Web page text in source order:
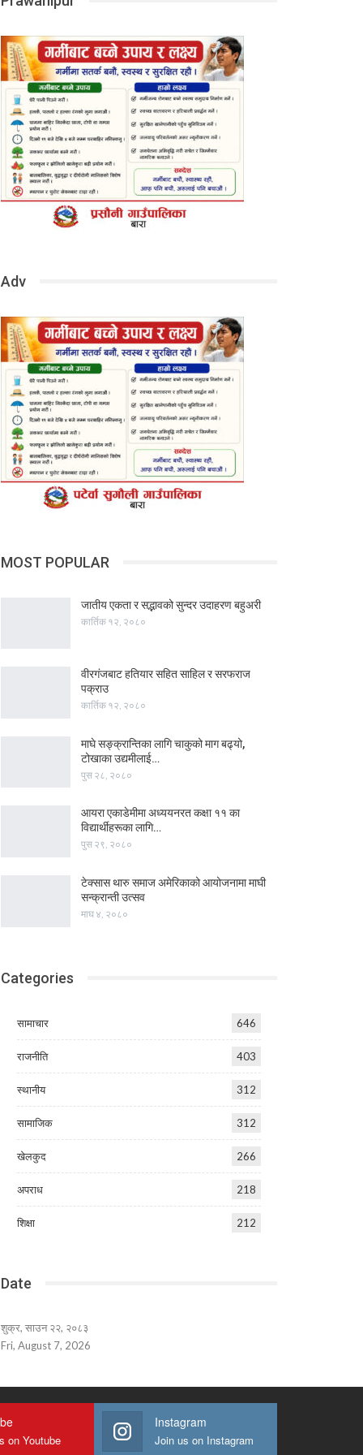
Adv
MOST POPULAR
जातीय एकता र सद्भावको सुन्दर उदाहरण बहुअरी
कार्तिक १२, २०८०
वीरगंजबाट हतियार सहित साहिल र सरफराज
पक्राउ
कार्तिक १२, २०८०
माघे सङ्क्रान्तिका लागि चाकुको माग बढ्यो,
टोखाका उद्यमीलाई…
पुस २८, २०८०
आयरा एकाडेमीमा अध्ययनरत कक्षा ११ का
विद्यार्थीहरूका लागि…
पुस २९, २०८०
टेक्सास थारु समाज अमेरिकाको आयोजनामा माघी
सन्क्रान्ती उत्सव
माघ ४, २०८०
Categories
सामाचार 646
राजनीति 403
स्थानीय 312
सामाजिक 312
खेलकुद 266
अपराध 218
शिक्षा 212
Date
शुक्र, साउन २२, २०८३
Fri, August 7, 2026
on Youtube
Instagram
Join us on Instagram